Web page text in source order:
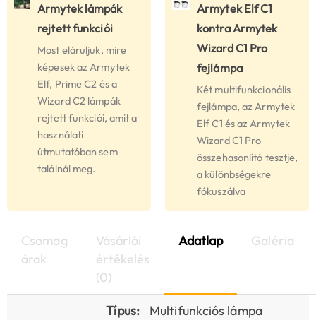
Armytek lámpák
rejtett funkciói
Most eláruljuk, mire
képesek az Armytek
Elf, Prime C2 és a
Wizard C2 lámpák
rejtett funkciói, amit a
használati
útmutatóban sem
találnál meg.
Armytek Elf C1
kontra Armytek
Wizard C1 Pro
fejlámpa
Két multifunkcionális
fejlámpa, az Armytek
Elf C1 és az Armytek
Wizard C1 Pro
összehasonlító tesztje,
a különbségekre
fókuszálva
Csomag
árak
Vásárlói
értékelés
(0)
Adatlap Galéria
Típus:
Multifunkciós lámpa